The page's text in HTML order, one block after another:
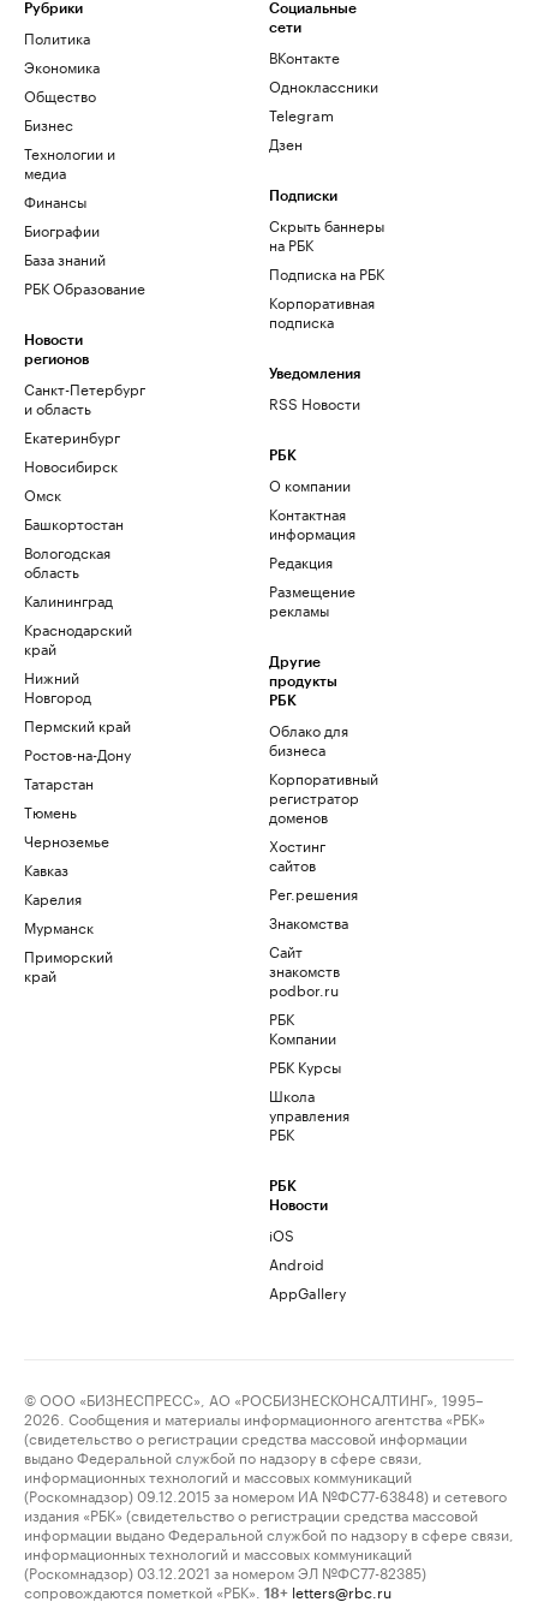
Рубрики
Политика
Экономика
Общество
Бизнес
Технологии и
медиа
Финансы
Биографии
База знаний
РБК Образование
Новости
регионов
Санкт-Петербург
и область
Екатеринбург
Новосибирск
Омск
Башкортостан
Вологодская
область
Калининград
Краснодарский
край
Нижний
Новгород
Пермский край
Ростов-на-Дону
Татарстан
Тюмень
Черноземье
Кавказ
Карелия
Мурманск
Приморский
край
Социальные
сети
ВКонтакте
Одноклассники
Telegram
Дзен
Подписки
Скрыть баннеры
на РБК
Подписка на РБК
Корпоративная
подписка
Уведомления
RSS Новости
РБК
О компании
Контактная
информация
Редакция
Размещение
рекламы
Другие
продукты
РБК
Облако для
бизнеса
Корпоративный
регистратор
доменов
Хостинг
сайтов
Рег.решения
Знакомства
Сайт
знакомств
podbor.ru
РБК
Компании
РБК Курсы
Школа
управления
РБК
РБК
Новости
iOS
Android
AppGallery
© ООО «БИЗНЕСПРЕСС», АО «РОСБИЗНЕСКОНСАЛТИНГ», 1995–
2026. Сообщения и материалы информационного агентства «РБК»
(свидетельство о регистрации средства массовой информации
выдано Федеральной службой по надзору в сфере связи,
информационных технологий и массовых коммуникаций
(Роскомнадзор) 09.12.2015 за номером ИА №ФС77-63848) и сетевого
издания «РБК» (свидетельство о регистрации средства массовой
информации выдано Федеральной службой по надзору в сфере связи,
информационных технологий и массовых коммуникаций
(Роскомнадзор) 03.12.2021 за номером ЭЛ №ФС77-82385)
сопровождаются пометкой «РБК».
18+ letters@rbc.ru